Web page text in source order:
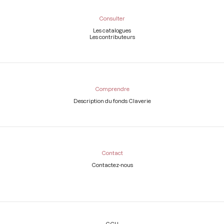
Consulter
Les catalogues
Les contributeurs
Comprendre
Description du fonds Claverie
Contact
Contactez-nous
Légal